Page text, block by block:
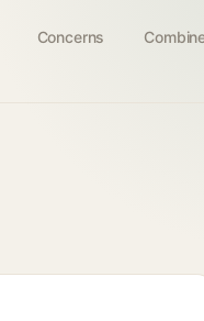
Concerns